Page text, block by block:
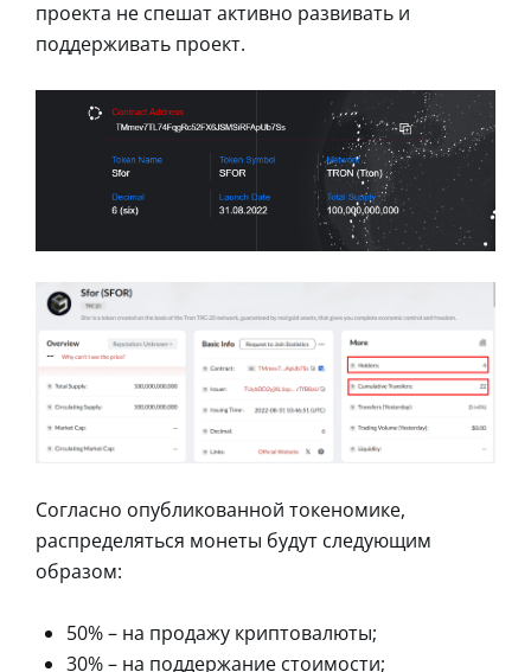
проекта не спешат активно развивать и
поддерживать проект.
Согласно опубликованной токеномике,
распределяться монеты будут следующим
образом:
50% – на продажу криптовалюты;
30% – на поддержание стоимости;